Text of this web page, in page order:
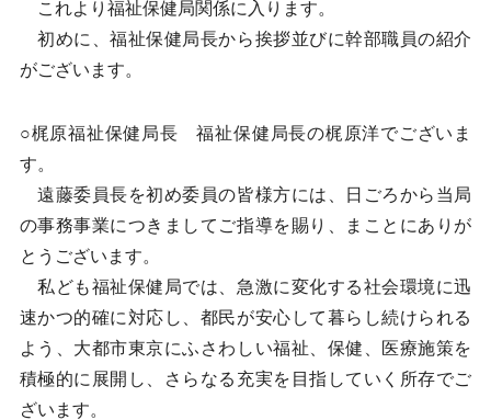
これより福祉保健局関係に入ります。
初めに、福祉保健局長から挨拶並びに幹部職員の紹介
がございます。
○梶原福祉保健局長 福祉保健局長の梶原洋でございま
す。
遠藤委員長を初め委員の皆様方には、日ごろから当局
の事務事業につきましてご指導を賜り、まことにありが
とうございます。
私ども福祉保健局では、急激に変化する社会環境に迅
速かつ的確に対応し、都民が安心して暮らし続けられる
よう、大都市東京にふさわしい福祉、保健、医療施策を
積極的に展開し、さらなる充実を目指していく所存でご
ざいます。